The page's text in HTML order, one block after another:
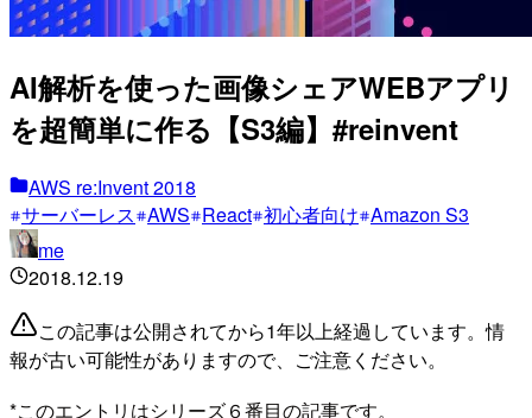
AI解析を使った画像シェアWEBアプリ
を超簡単に作る【S3編】#reinvent
AWS re:Invent 2018
サーバーレス AWS React 初心者向け Amazon S3
me
2018.12.19
この記事は公開されてから1年以上経過しています。情
報が古い可能性がありますので、ご注意ください。
*このエントリはシリーズ６番目の記事です。